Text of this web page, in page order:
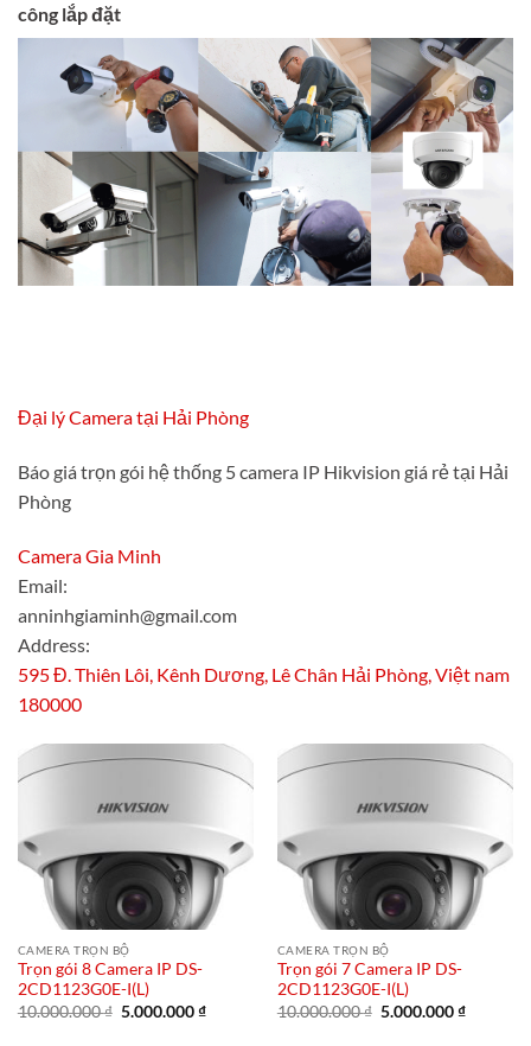
công lắp đặt
Đại lý Camera tại Hải Phòng
Báo giá trọn gói hệ thống 5 camera IP Hikvision giá rẻ tại Hải
Phòng
Camera Gia Minh
Email:
anninhgiaminh@gmail.com
Address:
595 Đ. Thiên Lôi, Kênh Dương, Lê Chân Hải Phòng, Việt nam
180000
CAMERA TRỌN BỘ
Trọn gói 8 Camera IP DS-
2CD1123G0E-I(L)
10.000.000₫ Giá
5.000.000₫Giá
CAMERA TRỌN BỘ
Trọn gói 7 Camera IP DS-
2CD1123G0E-I(L)
10.000.000₫ Giá
5.000.000₫Giá